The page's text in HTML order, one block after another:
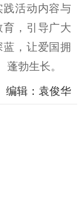
践活动内容与
，引导广大
，让爱国拥
勃生长。
编辑：袁俊华